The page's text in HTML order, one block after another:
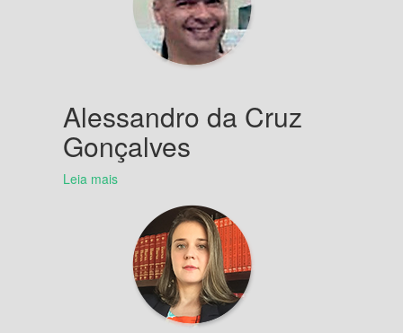
Alessandro da Cruz
Gonçalves
Leia mais